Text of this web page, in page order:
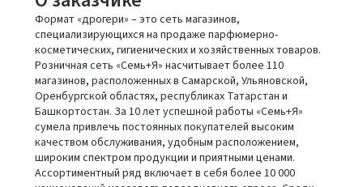
Формат «дрогери» – это сеть магазинов,
специализирующихся на продаже парфюмерно-
косметических, гигиенических и хозяйственных товаров.
Розничная сеть «Семь+Я» насчитывает более 110
магазинов, расположенных в Самарской, Ульяновской,
Оренбургской областях, республиках Татарстан и
Башкортостан. За 10 лет успешной работы «Семь+Я»
сумела привлечь постоянных покупателей высоким
качеством обслуживания, удобным расположением,
широким спектром продукции и приятными ценами.
Ассортиментный ряд включает в себя более 10 000